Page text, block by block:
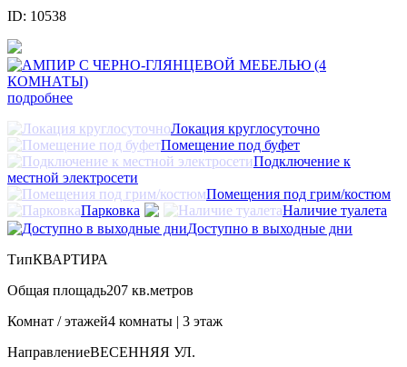
ID: 10538
подробнее
Локация круглосуточно
Помещение под буфет
Подключение к
местной электросети
Помещения под грим/костюм
Парковка
Наличие туалета
Доступно в выходные дни
ТипКВАРТИРА
Общая площадь207 кв.метров
Комнат / этажей4 комнаты | 3 этаж
НаправлениеВЕСЕННЯЯ УЛ.